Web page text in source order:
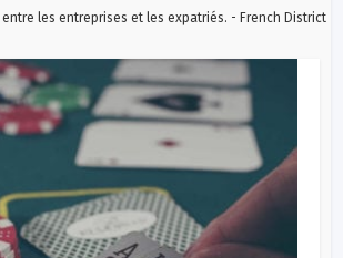
les entreprises et les expatriés. - French District